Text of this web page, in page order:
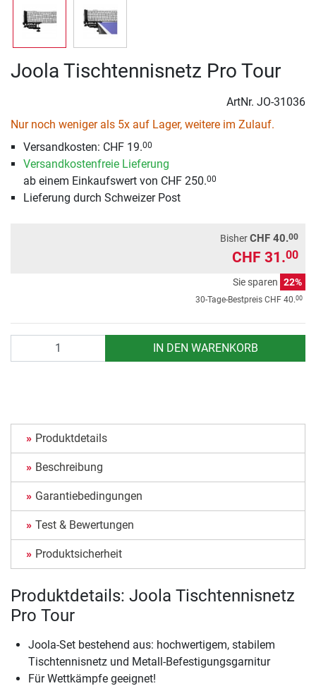
Joola Tischtennisnetz Pro Tour
ArtNr. JO-31036
Nur noch weniger als 5x auf Lager, weitere im Zulauf.
Versandkosten: CHF 19.00
Versandkostenfreie Lieferung
ab einem Einkaufswert von CHF 250.00
Lieferung durch Schweizer Post
BisherCHF 40.00
CHF 31.00
Sie sparen 22%
30-Tage-Bestpreis CHF 40.00
IN DEN WARENKORB
Produktdetails
Beschreibung
Garantiebedingungen
Test & Bewertungen
Produktsicherheit
Produktdetails: Joola Tischtennisnetz
Pro Tour
Joola-Set bestehend aus: hochwertigem, stabilem
Tischtennisnetz und Metall-Befestigungsgarnitur
Für Wettkämpfe geeignet!